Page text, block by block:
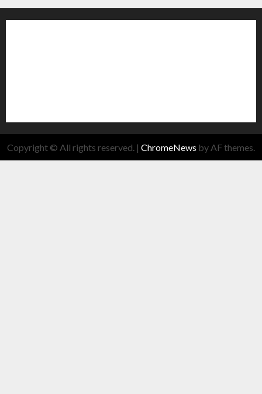
Copyright © All rights reserved. | ChromeNews by AF themes.